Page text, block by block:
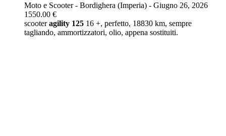
Moto e Scooter- Bordighera (Imperia) - Giugno 26, 2026
1550.00 €
scooteragility 125 16 +, perfetto, 18830 km, sempre
tagliando, ammortizzatori, olio, appena sostituiti.